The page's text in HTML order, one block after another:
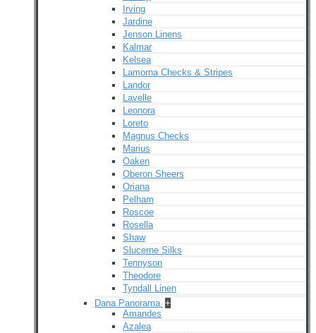
Irving
Jardine
Jenson Linens
Kalmar
Kelsea
Lamorna Checks & Stripes
Landor
Lavelle
Leonora
Loreto
Magnus Checks
Marius
Oaken
Oberon Sheers
Oriana
Pelham
Roscoe
Rosella
Shaw
Slucerne Silks
Tennyson
Theodore
Tyndall Linen
Dana Panorama +
Amandes
Azalea